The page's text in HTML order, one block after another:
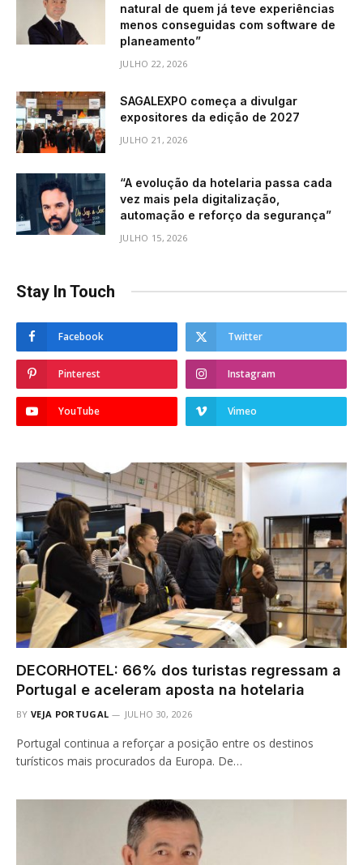
natural de quem já teve experiências
menos conseguidas com software de
planeamento”
JULHO 22, 2026
SAGALEXPO começa a divulgar
expositores da edição de 2027
JULHO 21, 2026
“A evolução da hotelaria passa cada
vez mais pela digitalização,
automação e reforço da segurança”
JULHO 15, 2026
Stay In Touch
Facebook Twitter
Pinterest Instagram
YouTube Vimeo
DECORHOTEL: 66% dos turistas regressam a
Portugal e aceleram aposta na hotelaria
BY VEJA PORTUGAL JULHO 30, 2026
Portugal continua a reforçar a posição entre os destinos
turísticos mais procurados da Europa. De…